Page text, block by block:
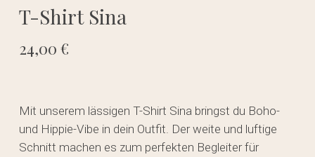
T-Shirt Sina
24,00 €
Mit unserem lässigen T-Shirt Sina bringst du Boho-
und Hippie-Vibe in dein Outfit. Der weite und luftige
Schnitt machen es zum perfekten Begleiter für